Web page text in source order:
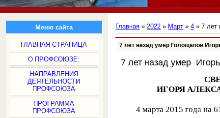
Меню сайта
ГЛАВНАЯ СТРАНИЦА
О ПРОФСОЮЗЕ:
НАПРАВЛЕНИЯ
ДЕЯТЕЛЬНОСТИ
ПРОФСОЮЗА
ПРОГРАММА
ПРОФСОЮЗА
Главная »2022 » Март » 4 » 7 лет
7 лет назад умер Голощапов
7 лет назад умер
ИГОРЯ
4 марта 2015 года на